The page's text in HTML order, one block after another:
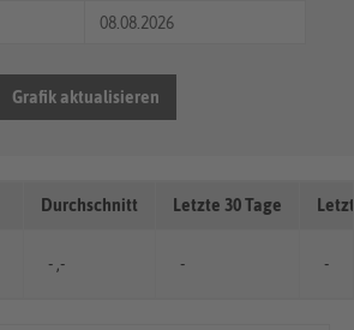
Grafik aktualisieren
Durchschnitt Letzte 30 Tage
- ,- - -